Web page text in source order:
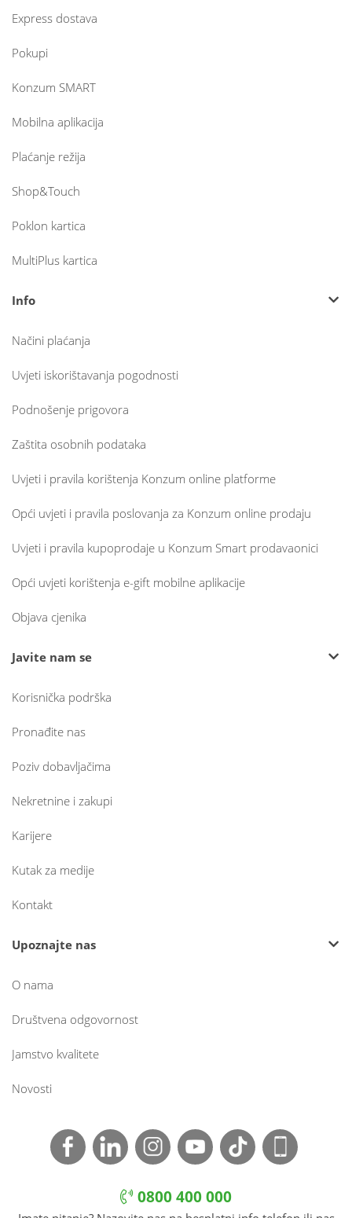
Express dostava
Pokupi
Konzum SMART
Mobilna aplikacija
Plaćanje režija
Shop&Touch
Poklon kartica
MultiPlus kartica
Info
Načini plaćanja
Uvjeti iskorištavanja pogodnosti
Podnošenje prigovora
Zaštita osobnih podataka
Uvjeti i pravila korištenja Konzum online platforme
Opći uvjeti i pravila poslovanja za Konzum online prodaju
Uvjeti i pravila kupoprodaje u Konzum Smart prodavaonici
Opći uvjeti korištenja e-gift mobilne aplikacije
Objava cjenika
Javite nam se
Korisnička podrška
Pronađite nas
Poziv dobavljačima
Nekretnine i zakupi
Karijere
Kutak za medije
Kontakt
Upoznajte nas
O nama
Društvena odgovornost
Jamstvo kvalitete
Novosti
0800 400 000